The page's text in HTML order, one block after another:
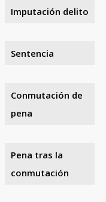
Imputación delito
Sentencia
Conmutación de
pena
Pena tras la
conmutación